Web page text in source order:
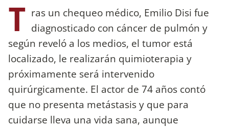
T ras un chequeo médico, Emilio Disi fue
diagnosticado con cáncer de pulmón y
según reveló a los medios, el tumor está
localizado, le realizarán quimioterapia y
próximamente será intervenido
quirúrgicamente. El actor de 74 años contó
que no presenta metástasis y que para
cuidarse lleva una vida sana, aunque